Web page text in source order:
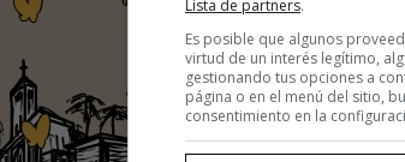
Lista de partners.
Es posible que algunos
virtud de un interés legítimo,
gestionando tus opciones a
página o en el menú del sitio,
consentimiento en la